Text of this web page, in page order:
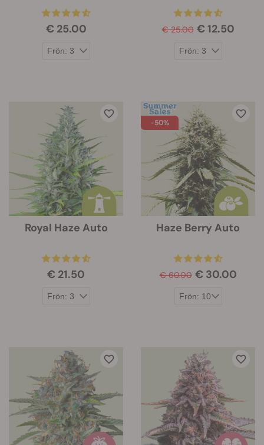
€ 25.00 € 25.00 € 12.50
Royal Haze Auto
€ 21.50
-50%
Haze Berry Auto
€ 60.00 € 30.00